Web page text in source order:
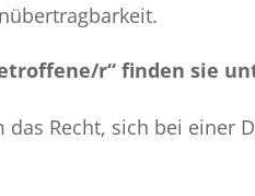
r“ finden sie
das Recht, sich bei